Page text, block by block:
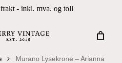
- inkl. mva. og toll
Murano Lysekrone – Arianna